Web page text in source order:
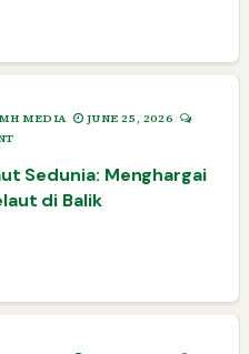
MEDIA
JUNE 25, 2026
Sedunia: Menghargai
di Balik